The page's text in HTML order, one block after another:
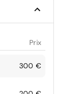
Prix
300 €